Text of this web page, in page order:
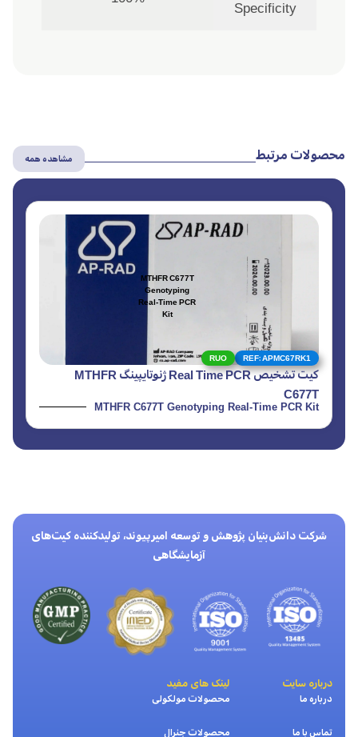
Specificity
محصولات مرتبط مشاهده همه
MTHFR C677T
Genotyping
Real-Time PCR
Kit
REF: APMC67RK1
RUO
کیت تشخیص Real Time PCR ژنوتایپینگ MTHFR
C677T
MTHFR C677T Genotyping Real-Time PCR Kit
شرکت دانش‌بنیان پژوهش و توسعه امیرپیوند، تولیدکننده کیت‌های
آزمایشگاهی
درباره سایت
درباره ما
تماس با ما
لینک های مفید
محصولات مولکولی
محصولات جنرال